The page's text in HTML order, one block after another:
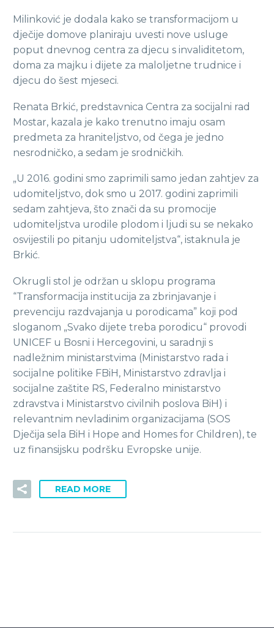
Milinković je dodala kako se transformacijom u
dječije domove planiraju uvesti nove usluge
poput dnevnog centra za djecu s invaliditetom,
doma za majku i dijete za maloljetne trudnice i
djecu do šest mjeseci.
Renata Brkić, predstavnica Centra za socijalni rad
Mostar, kazala je kako trenutno imaju osam
predmeta za hraniteljstvo, od čega je jedno
nesrodničko, a sedam je srodničkih.
„U 2016. godini smo zaprimili samo jedan zahtjev za
udomiteljstvo, dok smo u 2017. godini zaprimili
sedam zahtjeva, što znači da su promocije
udomiteljstva urodile plodom i ljudi su se nekako
osvijestili po pitanju udomiteljstva“, istaknula je
Brkić.
Okrugli stol je održan u sklopu programa
“Transformacija institucija za zbrinjavanje i
prevenciju razdvajanja u porodicama” koji pod
sloganom „Svako dijete treba porodicu“ provodi
UNICEF u Bosni i Hercegovini, u saradnji s
nadležnim ministarstvima (Ministarstvo rada i
socijalne politike FBiH, Ministarstvo zdravlja i
socijalne zaštite RS, Federalno ministarstvo
zdravstva i Ministarstvo civilnih poslova BiH) i
relevantnim nevladinim organizacijama (SOS
Dječija sela BiH i Hope and Homes for Children), te
uz finansijsku podršku Evropske unije.
READ MORE